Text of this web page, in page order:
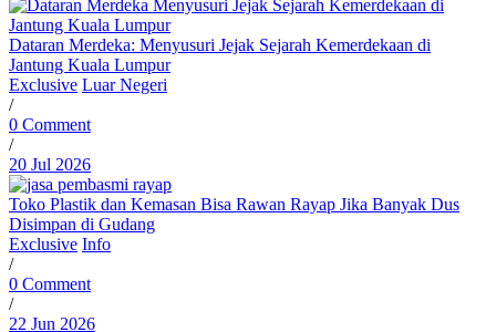
Dataran Merdeka: Menyusuri Jejak Sejarah Kemerdekaan di
Jantung Kuala Lumpur
Exclusive Luar Negeri
/
0 Comment
/
20 Jul 2026
Toko Plastik dan Kemasan Bisa Rawan Rayap Jika Banyak Dus
Disimpan di Gudang
Exclusive Info
/
0 Comment
/
22 Jun 2026